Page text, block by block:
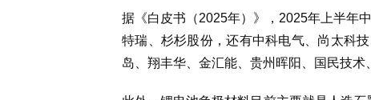
据《白皮书（2025年）》，2025年上半年
特瑞、杉杉股份，还有中科电气、尚太科
岛、翔丰华、金汇能、贵州晖阳、国民技术